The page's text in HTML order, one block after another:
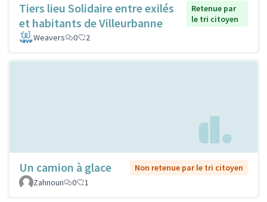
Tiers lieu Solidaire entre exilés
et habitants de Villeurbanne
Retenue par
le tri citoyen
Weavers
0 2
Un camion à glace
Non retenue par le tri citoyen
Zahnoun
0 1